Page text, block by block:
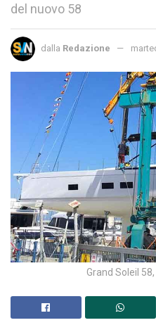
del nuovo 58
dalla Redazione
Grand Soleil